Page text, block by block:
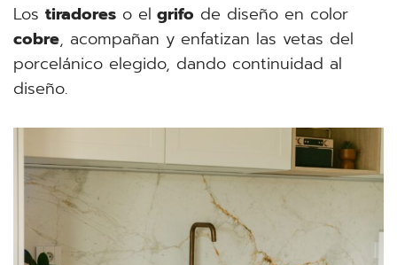
Los tiradores o el grifo de diseño en color
cobre, acompañan y enfatizan las vetas del
porcelánico elegido, dando continuidad al
diseño.